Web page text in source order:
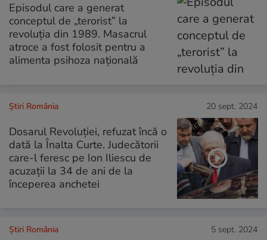
Episodul care a generat
conceptul de „terorist” la
revoluția din 1989. Masacrul
atroce a fost folosit pentru a
alimenta psihoza națională
Știri România 20 sept. 2024
Dosarul Revoluției, refuzat încă o
dată la Înalta Curte. Judecătorii
care-l feresc pe Ion Iliescu de
acuzații la 34 de ani de la
începerea anchetei
Știri România 5 sept. 2024